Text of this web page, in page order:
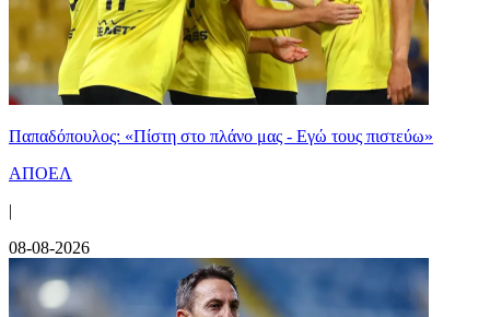
Παπαδόπουλος: «Πίστη στο πλάνο μας - Εγώ τους πιστεύω»
ΑΠΟΕΛ
|
08-08-2026